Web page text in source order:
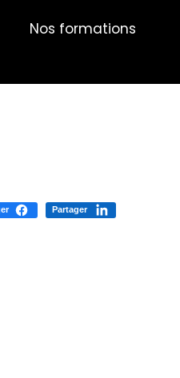
Nos formations
Partager